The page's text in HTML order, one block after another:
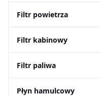
Filtr powietrza
Filtr kabinowy
Filtr paliwa
Płyn hamulcowy